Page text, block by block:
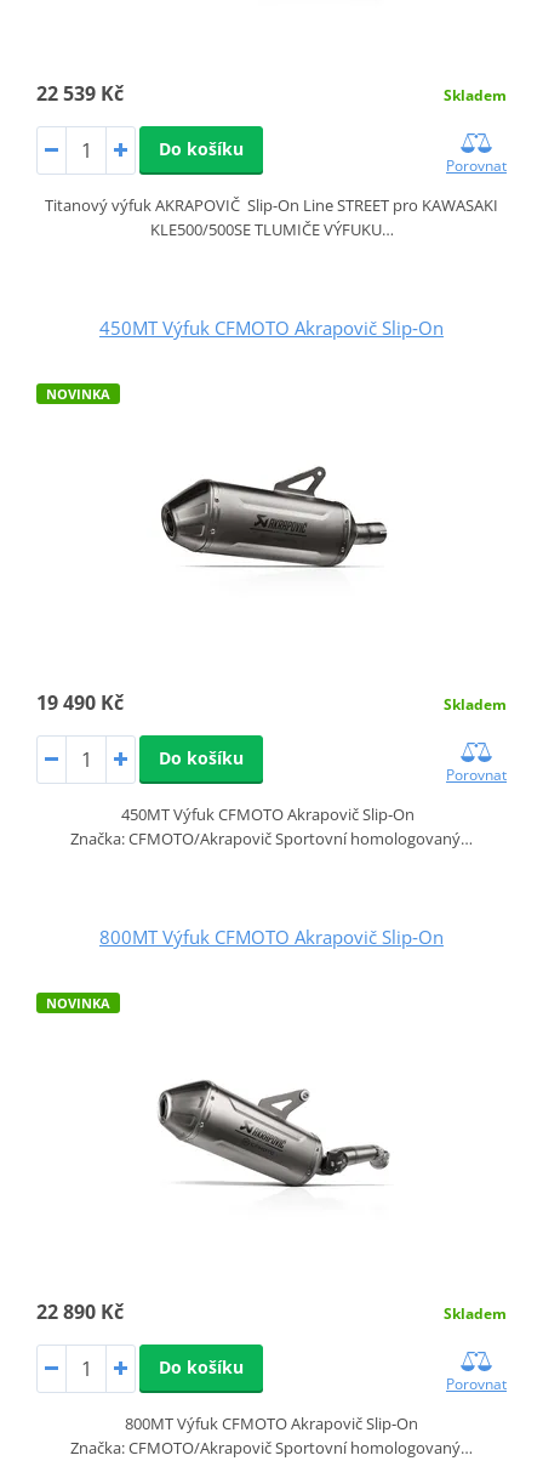
22 539 Kč Skladem
Do košíku
Porovnat
Titanový výfuk AKRAPOVIČ Slip-On Line STREET pro KAWASAKI
KLE500/500SE TLUMIČE VÝFUKU…
450MT Výfuk CFMOTO Akrapovič Slip‑On
NOVINKA
19 490 Kč Skladem
Do košíku
Porovnat
450MT Výfuk CFMOTO Akrapovič Slip‑On
Značka: CFMOTO/Akrapovič Sportovní homologovaný…
800MT Výfuk CFMOTO Akrapovič Slip‑On
NOVINKA
22 890 Kč Skladem
Do košíku
Porovnat
800MT Výfuk CFMOTO Akrapovič Slip‑On
Značka: CFMOTO/Akrapovič Sportovní homologovaný…